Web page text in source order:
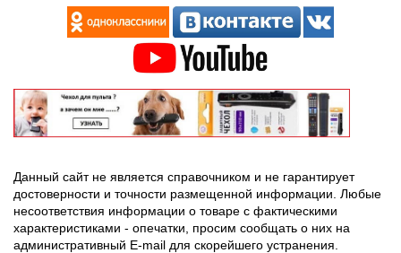
Данный сайт не является справочником и не гарантирует
достоверности и точности размещенной информации. Любые
несоответствия информации о товаре с фактическими
характеристиками - опечатки, просим сообщать о них на
административный E-mail для скорейшего устранения.